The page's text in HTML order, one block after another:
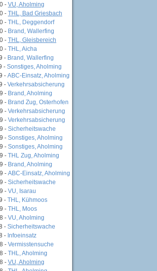
- VU, Aholming
- THL, Bad Griesbach
- THL, Deggendorf
- Brand, Wallerfing
- THL, Gleisbereich
- THL, Aicha
- Brand, Wallerfing
- Sonstiges, Aholming
- ABC-Einsatz, Aholming
- Verkehrsabsicherung
- Brand, Aholming
- Brand Zug, Osterhofen
- Verkehrsabsicherung
- Verkehrsabsicherung
- Sicherheitswache
- Sonstiges, Aholming
- Sonstiges, Aholming
- THL Zug, Aholming
- Brand, Aholming
- ABC-Einsatz, Aholming
- Sicherheitswache
- VU, Isarau
- THL, Kühmoos
- THL, Moos
- VU, Aholming
- Sicherheitswache
- Infoeinsatz
- Vermisstensuche
- THL, Aholming
- VU, Aholming